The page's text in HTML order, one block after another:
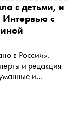
с детьми, и
Интервью с
в России».
и редакция
и
проект